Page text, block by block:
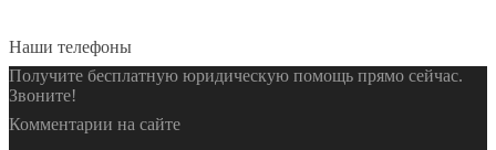
Наши телефоны
Получите бесплатную юридическую помощь прямо сейчас.
Звоните!
Комментарии на сайте